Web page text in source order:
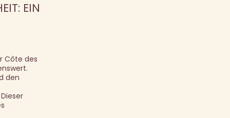
EIN
Côte des
den